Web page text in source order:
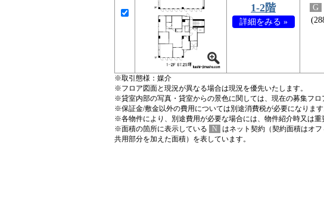
1-2階
詳細をみる »
G
※取引態様：媒介
※フロア図面と現況が異なる場合は現況を優先いたします。
※貸室内部の写真・貸室からの景色に関しては、現在の募集フロ
※保証金/敷金以外の費用については別途消費税が必要になります
※各物件により、別途費用が必要な場合には、物件紹介時又は重
※面積の箇所に表示している
N はネット契約（契約面積はオフ
共用部分を加えた面積）を表しています。